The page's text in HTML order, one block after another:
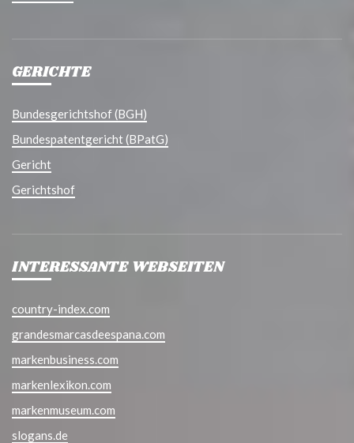
GERICHTE
Bundesgerichtshof (BGH)
Bundespatentgericht (BPatG)
Gericht
Gerichtshof
INTERESSANTE WEBSEITEN
country-index.com
grandesmarcasdeespana.com
markenbusiness.com
markenlexikon.com
markenmuseum.com
slogans.de